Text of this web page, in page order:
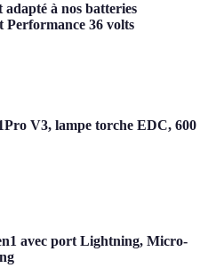
à nos batteries
Performance 36 volts
V3, lampe torche EDC, 600
avec port Lightning, Micro-